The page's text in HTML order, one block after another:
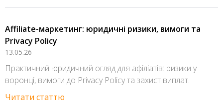
Affiliate-маркетинг: юридичні ризики, вимоги та
Privacy Policy
13.05.26
Практичний юридичний огляд для афіліатів: ризики у
воронці, вимоги до Privacy Policy та захист виплат.
Читати статтю